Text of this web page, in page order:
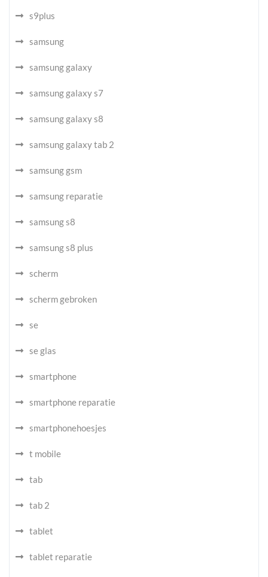
s9plus
samsung
samsung galaxy
samsung galaxy s7
samsung galaxy s8
samsung galaxy tab 2
samsung gsm
samsung reparatie
samsung s8
samsung s8 plus
scherm
scherm gebroken
se
se glas
smartphone
smartphone reparatie
smartphonehoesjes
t mobile
tab
tab 2
tablet
tablet reparatie